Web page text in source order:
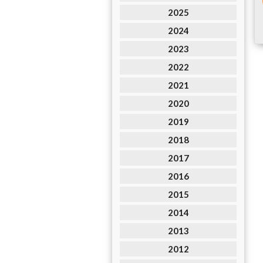
2025
2024
2023
2022
2021
2020
2019
2018
2017
2016
2015
2014
2013
2012